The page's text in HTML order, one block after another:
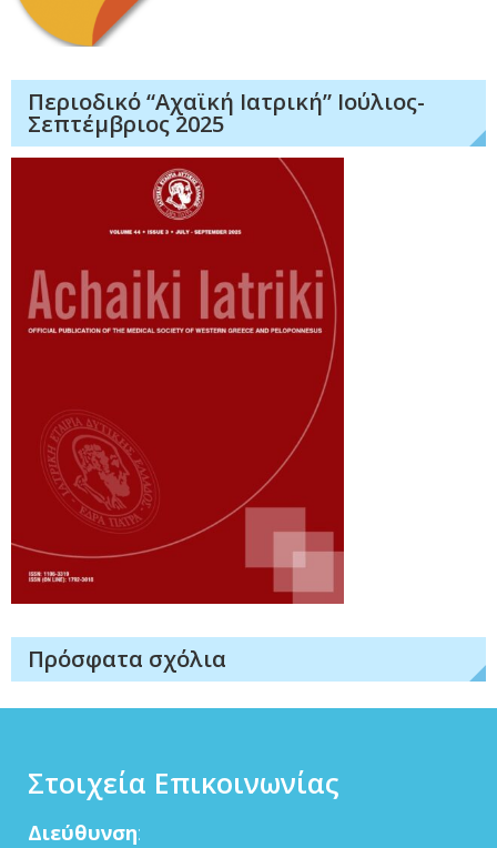
Περιοδικό “Αχαϊκή Ιατρική” Ιούλιος-
Σεπτέμβριος 2025
Πρόσφατα σχόλια
Στοιχεία Επικοινωνίας
Διεύθυνση: